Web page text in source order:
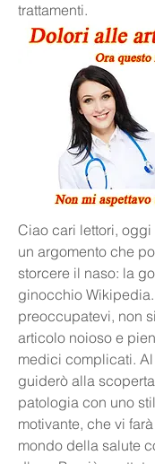
trattamenti.
Ciao cari lettori,
un argomento che
storcere il naso: la
ginocchio
preoccupatevi, non
articolo noioso e
medici complicati.
guiderò alla
patologia con uno
motivante, che vi
mondo della salute